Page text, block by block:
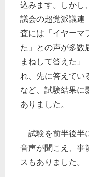
込みます。しかし
議会の超党派議連
査には「イヤーマ
た」との声が多数
まねして答えた」
れ、先に答えてい
など、試験結果に
ありました。
試験を前半後半
音声が聞こえ、事
スもありました。